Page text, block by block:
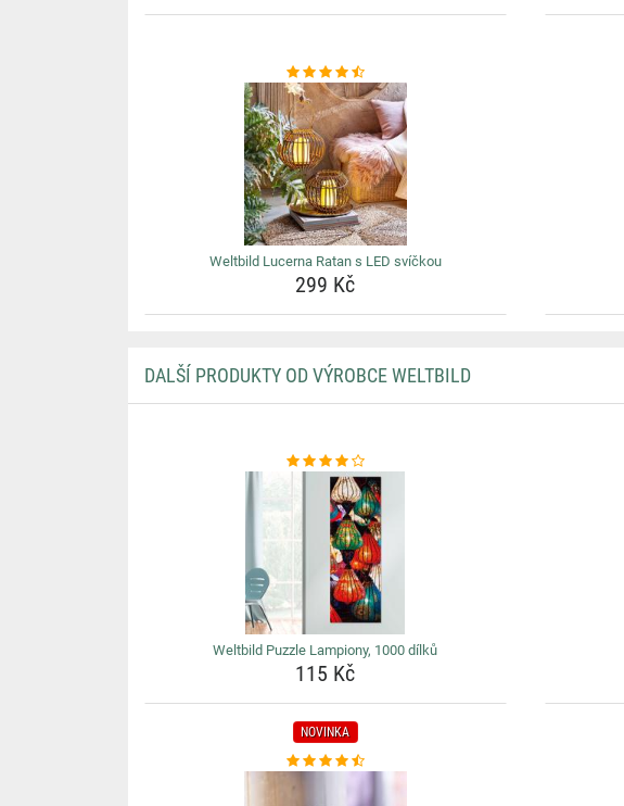
Weltbild Lucerna Ratan s LED svíčkou
299 Kč
DALŠÍ PRODUKTY OD VÝROBCE WELTBILD
Weltbild Puzzle Lampiony, 1000 dílků
115 Kč
NOVINKA